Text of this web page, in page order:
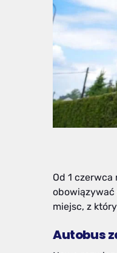
Od 1
obowiązywać
miejsc, z
Autobus